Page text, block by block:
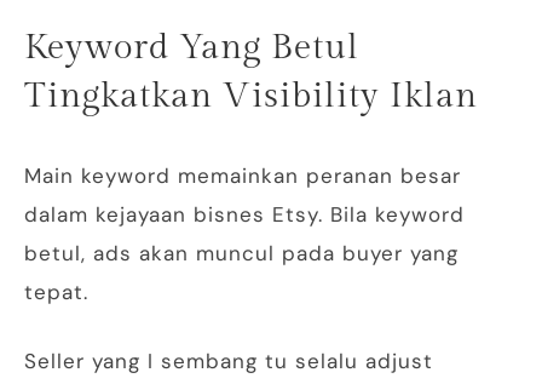
Keyword Yang Betul
Tingkatkan Visibility Iklan
Main keyword memainkan peranan besar
dalam kejayaan bisnes Etsy. Bila keyword
betul, ads akan muncul pada buyer yang
tepat.
Seller yang I sembang tu selalu adjust